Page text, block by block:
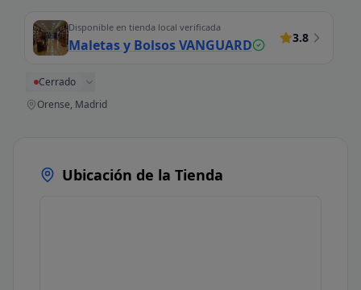
Disponible en tienda local verificada
Maletas y Bolsos VANGUARD 3.8
Cerrado
Orense, Madrid
Ubicación de la Tienda